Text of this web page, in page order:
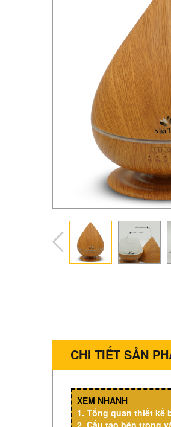
CHI TIẾT SẢN
XEM NHANH
1. Tổng quan thiết kế
2. Cấu tạo bên trong